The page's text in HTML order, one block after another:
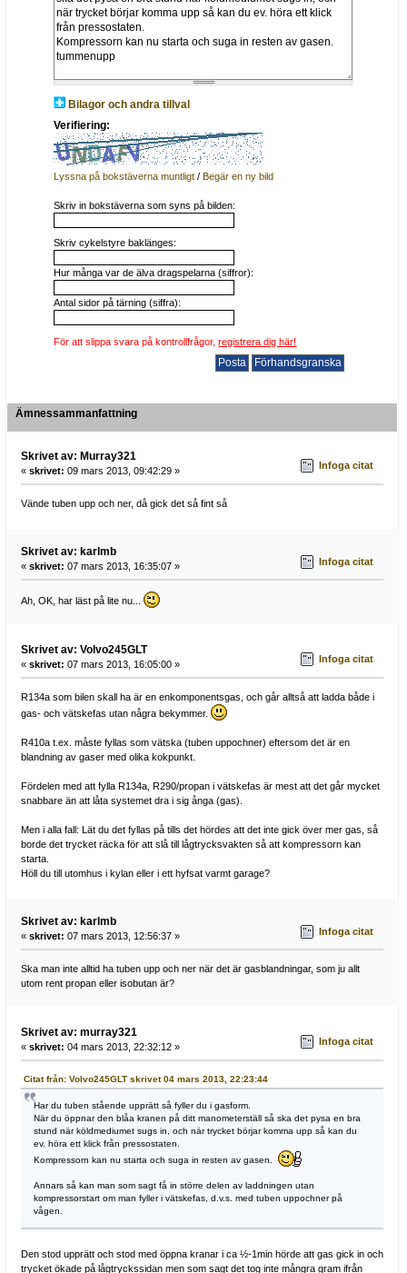
Bilagor och andra tillval
Verifiering:
Lyssna på bokstäverna muntligt /Begär en ny bild
Skriv in bokstäverna som syns på bilden:
Skriv cykelstyre baklänges:
Hur många var de älva dragspelarna (siffror):
Antal sidor på tärning (siffra):
För att slippa svara på kontrollfrågor,registrera dig här!
Ämnessammanfattning
Skrivet av: Murray321
« skrivet: 09 mars 2013, 09:42:29 » Infoga citat
Vände tuben upp och ner, då gick det så fint så
Skrivet av: karlmb
« skrivet: 07 mars 2013, 16:35:07 » Infoga citat
Ah, OK, har läst på lite nu...
Skrivet av: Volvo245GLT
« skrivet: 07 mars 2013, 16:05:00 » Infoga citat
R134a som bilen skall ha är en enkomponentsgas, och går alltså att ladda både i
gas- och vätskefas utan några bekymmer.
R410a t.ex. måste fyllas som vätska (tuben uppochner) eftersom det är en
blandning av gaser med olika kokpunkt.
Fördelen med att fylla R134a, R290/propan i vätskefas är mest att det går mycket
snabbare än att låta systemet dra i sig ånga (gas).
Men i alla fall: Lät du det fyllas på tills det hördes att det inte gick över mer gas, så
borde det trycket räcka för att slå till lågtrycksvakten så att kompressorn kan
starta.
Höll du till utomhus i kylan eller i ett hyfsat varmt garage?
Skrivet av: karlmb
« skrivet: 07 mars 2013, 12:56:37 » Infoga citat
Ska man inte alltid ha tuben upp och ner när det är gasblandningar, som ju allt
utom rent propan eller isobutan är?
Skrivet av: murray321
« skrivet: 04 mars 2013, 22:32:12 » Infoga citat
Citat från: Volvo245GLT skrivet 04 mars 2013, 22:23:44
Har du tuben stående upprätt så fyller du i gasform.
När du öppnar den blåa kranen på ditt manometerställ så ska det pysa en bra
stund när köldmediumet sugs in, och när trycket börjar komma upp så kan du
ev. höra ett klick från pressostaten.
Kompressorn kan nu starta och suga in resten av gasen.
Annars så kan man som sagt få in större delen av laddningen utan
kompressorstart om man fyller i vätskefas, d.v.s. med tuben uppochner på
vågen.
Den stod upprätt och stod med öppna kranar i ca ½-1min hörde att gas gick in och
trycket ökade på lågtryckssidan men som sagt det tog inte mångra gram ifrån